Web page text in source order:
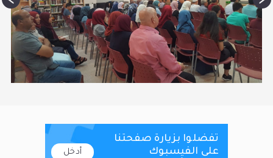
تفضلوا بزيارة صفحتنا
على الفيسبوك
أدخل